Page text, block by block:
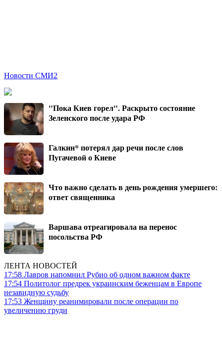
Новости СМИ2
"Пока Киев горел". Раскрыто состояние
Зеленского после удара РФ
Галкин* потерял дар речи после слов
Пугачевой о Киеве
Что важно сделать в день рождения умершего:
ответ священника
Варшава отреагировала на перенос
посольства РФ
ЛЕНТА НОВОСТЕЙ
17:58 Лавров напомнил Рубио об одном важном факте
17:54 Политолог предрек украинским беженцам в Европе
незавидную судьбу
17:53 Женщину реанимировали после операции по
увеличению груди